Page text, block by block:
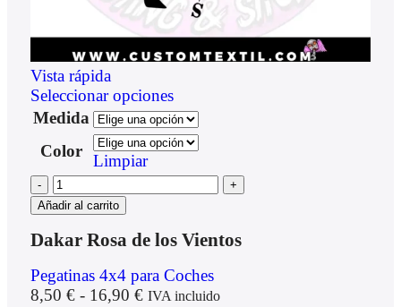
Vista rápida
Seleccionar opciones
Medida
Color
Limpiar
Añadir al carrito
Dakar Rosa de los Vientos
Pegatinas 4x4 para Coches
8,50 € - 16,90 € IVA incluido